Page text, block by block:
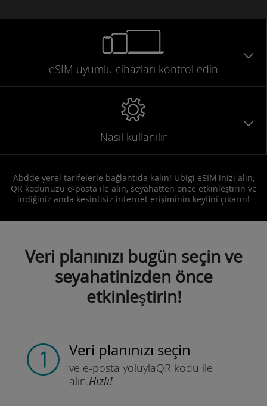
eSIM uyumlu cihazları kontrol edin
Nasıl kullanılır
Abdde yerel tarifelerle bağlantıda kalın! Ubigi eSIM'inizi alın,
QR kodunuzu e-posta ile alın, seyahatten önce etkinleştirin ve
indiğiniz anda kesintisiz internet erişiminin keyfini çıkarın!
Veri planınızı bugün seçin ve
seyahatinizden önce
etkinleştirin!
Veri planınızı seçin
ve e-posta yoluylaQR kodu ile
alın.Hızlı!